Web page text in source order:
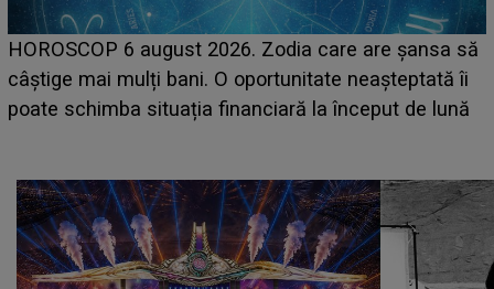
LINE-UP UNTOLD ONE, prima zi. Cine sunt artiștii
care deschid festivalul și de la ce ore au loc cele mai
așteptate concerte pe scena principală?